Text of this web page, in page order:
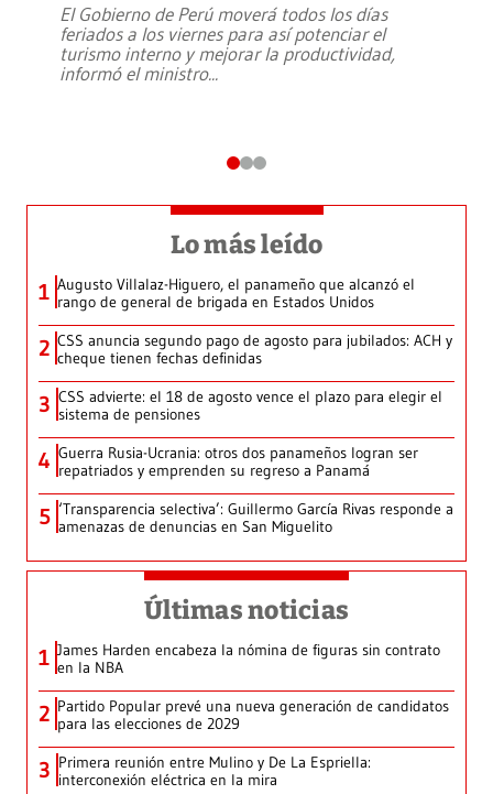
El Gobierno de Perú moverá todos los días
feriados a los viernes para así potenciar el
turismo interno y mejorar la productividad,
informó el ministro...
Lo más leído
1 Augusto Villalaz-Higuero, el panameño que alcanzó el
rango de general de brigada en Estados Unidos
2 CSS anuncia segundo pago de agosto para jubilados: ACH y
cheque tienen fechas definidas
3 CSS advierte: el 18 de agosto vence el plazo para elegir el
sistema de pensiones
4 Guerra Rusia-Ucrania: otros dos panameños logran ser
repatriados y emprenden su regreso a Panamá
5 ‘Transparencia selectiva’: Guillermo García Rivas responde a
amenazas de denuncias en San Miguelito
Últimas noticias
1 James Harden encabeza la nómina de figuras sin contrato
en la NBA
2 Partido Popular prevé una nueva generación de candidatos
para las elecciones de 2029
3 Primera reunión entre Mulino y De La Espriella:
interconexión eléctrica en la mira